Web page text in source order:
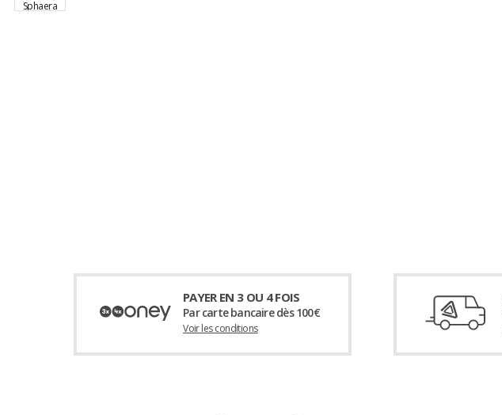
PAYER EN 3 OU 4 FOIS
Par carte bancaire dès 100€
Voir les conditions